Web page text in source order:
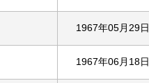
1967年05月29日
1967年06月18日